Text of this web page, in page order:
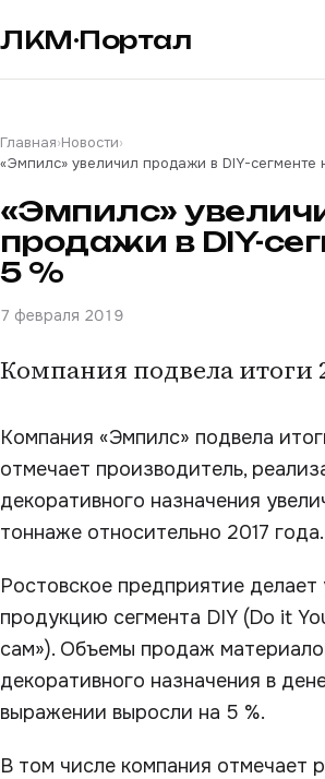
ЛКМ·Портал
Главная›Новости›
«Эмпилс» увеличил продажи в DIY-сегменте
«Эмпилс»
продажи в DIY-
5 %
7 февраля 2019
Компания подвела итоги
Компания «Эмпилс» подвела
отмечает производитель,
декоративного назначения
тоннаже относительно 2017 года.
Ростовское предприятие делает
продукцию сегмента DIY (Do it
сам»). Объемы продаж
декоративного назначения в
выражении выросли на 5 %.
В том числе компания